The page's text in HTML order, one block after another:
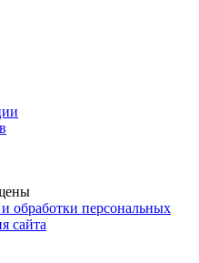
обработки персональных
сайта